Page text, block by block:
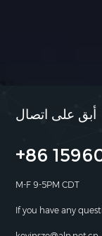
أبق على اتصال
+86
M-F 9-5PM CDT
If you have any